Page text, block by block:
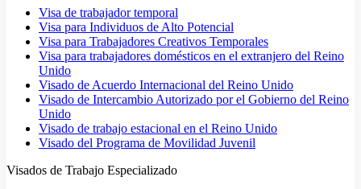
Visa de trabajador temporal
Visa para Individuos de Alto Potencial
Visa para Trabajadores Creativos Temporales
Visa para trabajadores domésticos en el extranjero del Reino
Unido
Visado de Acuerdo Internacional del Reino Unido
Visado de Intercambio Autorizado por el Gobierno del Reino
Unido
Visado de trabajo estacional en el Reino Unido
Visado del Programa de Movilidad Juvenil
Visados de Trabajo Especializado